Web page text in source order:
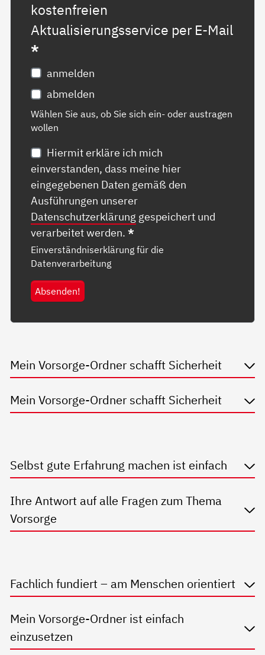
kostenfreien
Aktualisierungsservice per E-Mail
*
anmelden
abmelden
Wählen Sie aus, ob Sie sich ein- oder austragen
wollen
Hiermit erkläre ich mich
einverstanden, dass meine hier
eingegebenen Daten gemäß den
Ausführungen unserer
Datenschutzerklärung gespeichert und
verarbeitet werden.*
Einverständniserklärung für die
Datenverarbeitung
Absenden!
Mein Vorsorge-Ordner schafft Sicherheit
Mein Vorsorge-Ordner schafft Sicherheit
Selbst gute Erfahrung machen ist einfach
Ihre Antwort auf alle Fragen zum Thema
Vorsorge
Fachlich fundiert – am Menschen orientiert
Mein Vorsorge-Ordner ist einfach
einzusetzen